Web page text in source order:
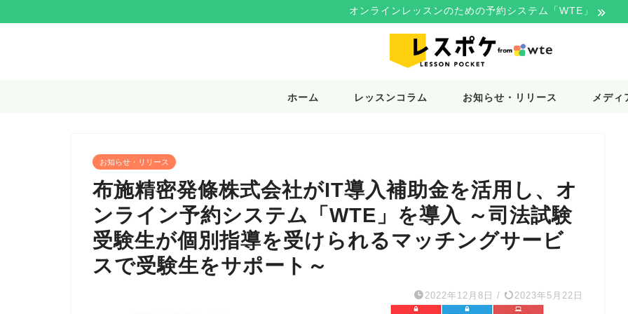
オンラインレッスンのための予約システム「WTE」
ホーム レッスンコラム お知らせ・リリース メディ
お知らせ・リリース
布施精密発條株式会社がIT導入補助金を活用し、オ
ンライン予約システム「WTE」を導入 ～司法試験
受験生が個別指導を受けられるマッチングサービ
スで受験生をサポート～
2022年12月8日 / 2023年5月22日